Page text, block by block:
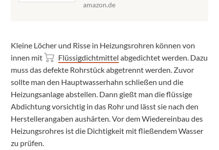
amazon.de
Kleine Löcher und Risse in Heizungsrohren können von
innen mit
Flüssigdichtmittel abgedichtet werden. Dazu
muss das defekte Rohrstück abgetrennt werden. Zuvor
sollte man den Hauptwasserhahn schließen und die
Heizungsanlage abstellen. Dann gießt man die flüssige
Abdichtung vorsichtig in das Rohr und lässt sie nach den
Herstellerangaben aushärten. Vor dem Wiedereinbau des
Heizungsrohres ist die Dichtigkeit mit fließendem Wasser
zu prüfen.